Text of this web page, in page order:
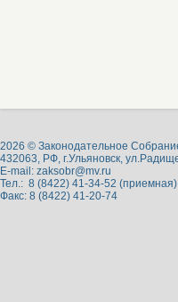
2026 © Законодательное
432063, РФ, г.Ульяновск,
E-mail: zaksobr@mv.ru
Тел.: 8 (8422) 41-34-52 (приемная)
Факс: 8 (8422) 41-20-74